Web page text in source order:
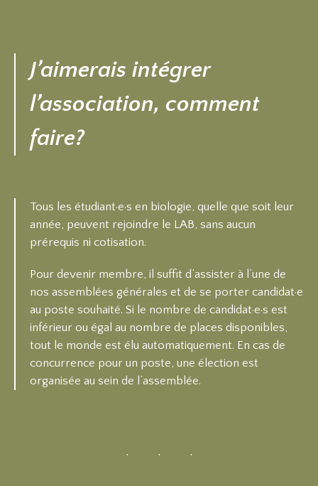
J’aimerais intégrer
l’association, comment
faire?
Tous les étudiant·e·s en biologie, quelle que soit leur
année, peuvent rejoindre le LAB, sans aucun
prérequis ni cotisation.
Pour devenir membre, il suffit d’assister à l’une de
nos assemblées générales et de se porter candidat·e
au poste souhaité. Si le nombre de candidat·e·s est
inférieur ou égal au nombre de places disponibles,
tout le monde est élu automatiquement. En cas de
concurrence pour un poste, une élection est
organisée au sein de l’assemblée.